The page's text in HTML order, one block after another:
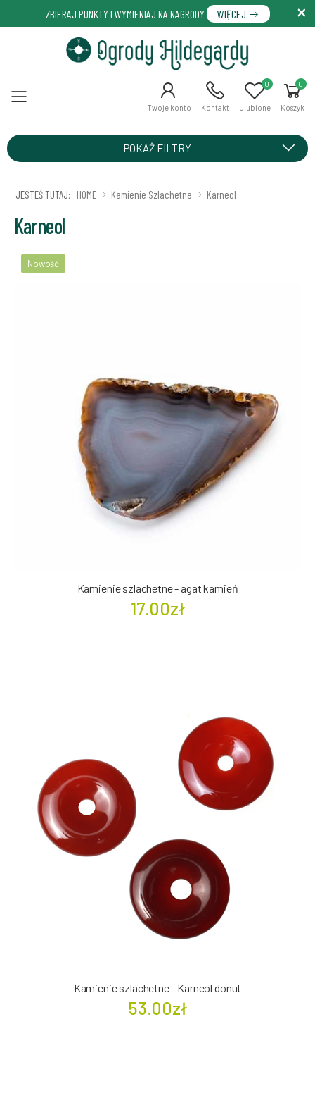
ZBIERAJ PUNKTY I WYMIENIAJ NA NAGRODY WIĘCEJ
Menu Twoje konto Kontakt Ulubione
0 0
Koszyk
POKAŻ FILTRY
JESTEŚ TUTAJ: HOME Kamienie Szlachetne Karneol
Karneol
Nowość
Kamienie szlachetne - agat kamień
17.00zł
Kamienie szlachetne - Karneol donut
53.00zł